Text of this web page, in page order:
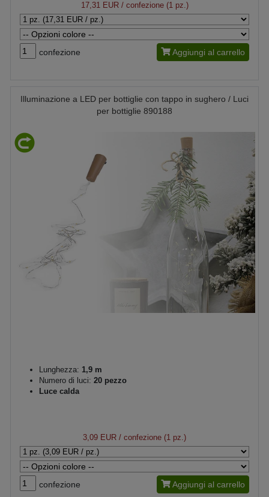
17,31 EUR/ confezione (1 pz.)
confezione Aggiungi al carrello
Illuminazione a LED per bottiglie con tappo in sughero / Luci
per bottiglie 890188
Lunghezza: 1,9 m
Numero di luci: 20 pezzo
Luce calda
3,09 EUR / confezione (1 pz.)
confezione Aggiungi al carrello